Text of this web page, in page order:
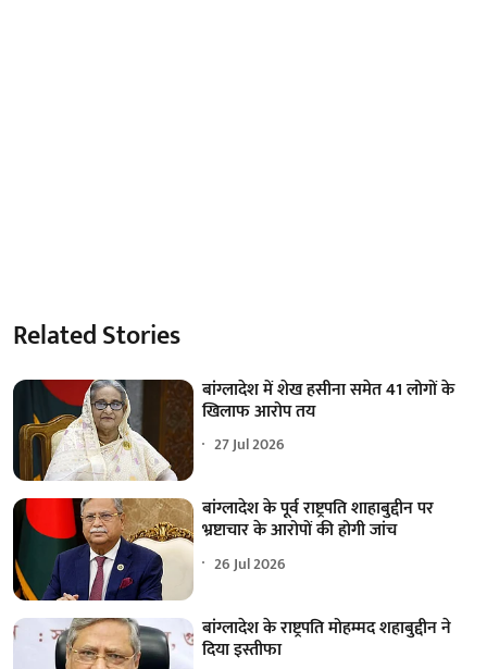
Related Stories
बांग्लादेश में शेख हसीना समेत 41 लोगों के
खिलाफ आरोप तय
27 Jul 2026
बांग्लादेश के पूर्व राष्ट्रपति शाहाबुद्दीन पर
भ्रष्टाचार के आरोपों की होगी जांच
26 Jul 2026
बांग्लादेश के राष्ट्रपति मोहम्मद शहाबुद्दीन ने
दिया इस्तीफा